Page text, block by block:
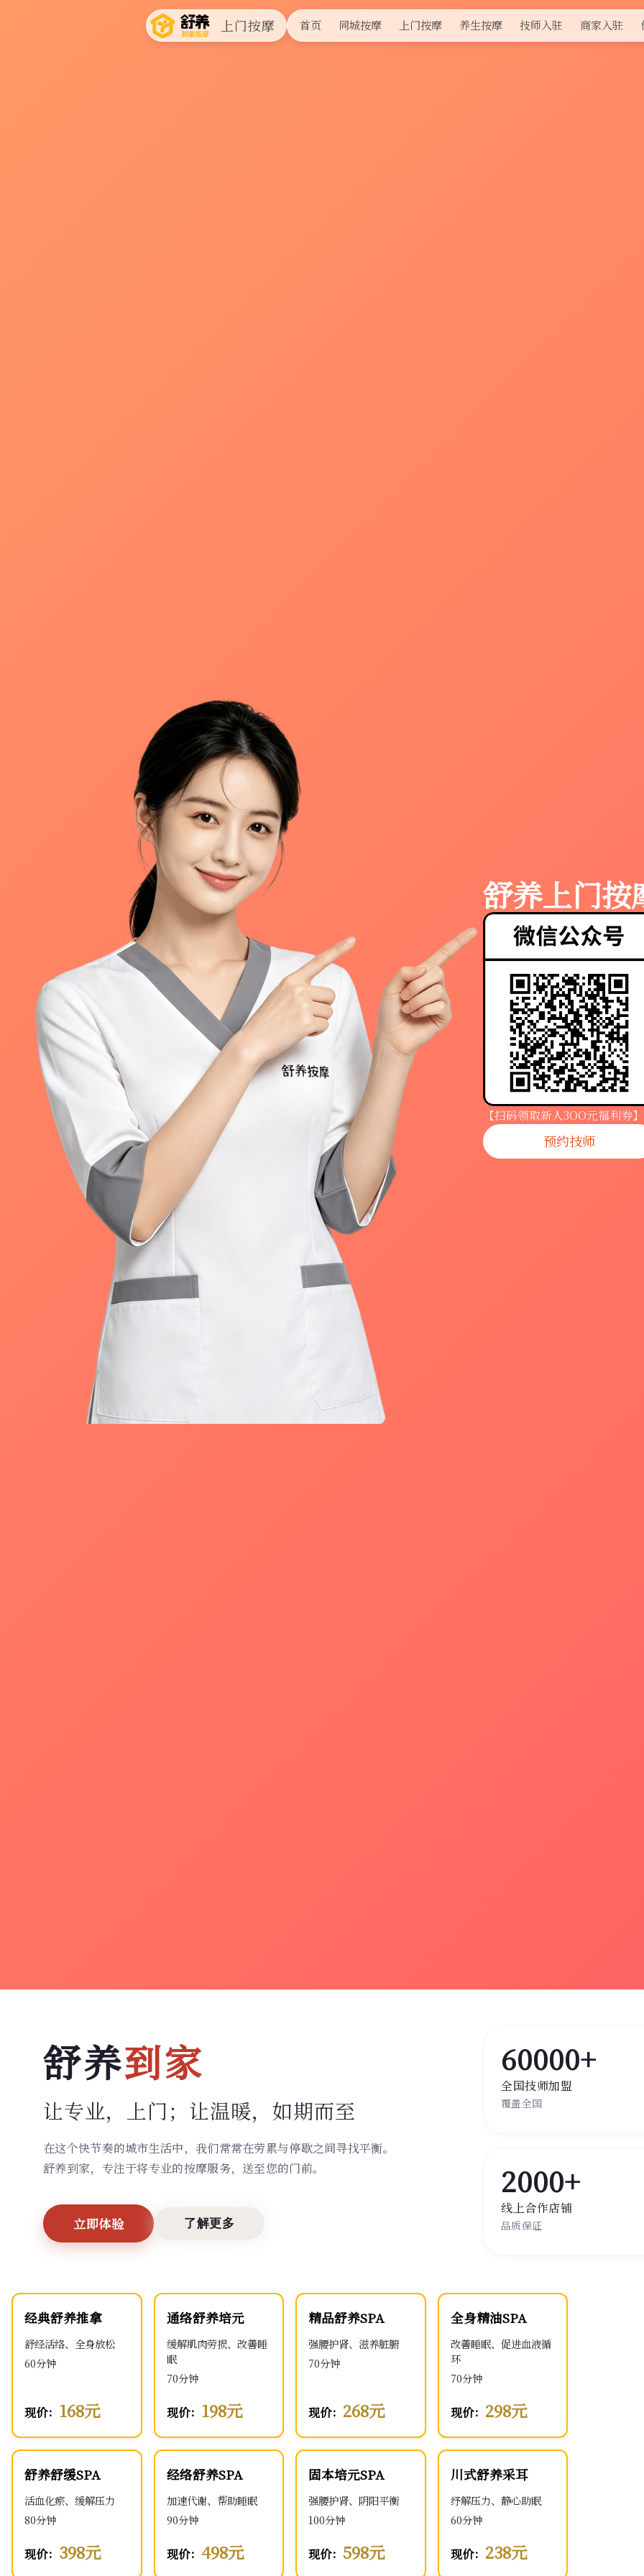
上门按摩 首页 同城按摩 上门按摩 养生按摩 技师入驻 商家入驻
舒养上门按
【扫码领取新人3OO元福利券】
预约技师
舒养到家
让专业，上门； 让温暖，如期而至
在这个快节奏的城市生活中，我们常常在劳累与停歇之间寻找平衡。
舒养到家，专注于将专业的按摩服务，送至您的门前。
立即体验 了解更多
60000+
全国技师加盟
覆盖全国
2000+
线上合作店铺
品质保证
经典舒养推拿
舒经活络、全身放松
60分钟
现价： 168元
通络舒养培元
缓解肌肉劳损、改善睡
眠
70分钟
现价： 198元
精品舒养SPA
强腰护肾、滋养脏腑
70分钟
现价： 268元
全身精油SPA
改善睡眠、促进血液循
环
70分钟
现价： 298元
舒养舒缓SPA
活血化瘀、缓解压力
80分钟
现价： 398元
经络舒养SPA
加速代谢、帮助睡眠
90分钟
现价： 498元
固本培元SPA
强腰护肾、阴阳平衡
100分钟
现价：598元
川式舒养采耳
纾解压力、静心助眠
60分钟
现价： 238元